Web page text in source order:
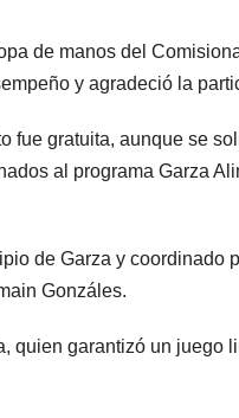
de manos del
y agradeció la
fue gratuita, aunque se
al programa Garza
de Garza y coordinado
Gonzáles.
quien garantizó un juego